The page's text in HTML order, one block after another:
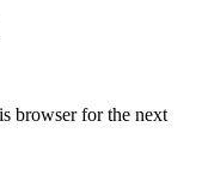
browser for the next